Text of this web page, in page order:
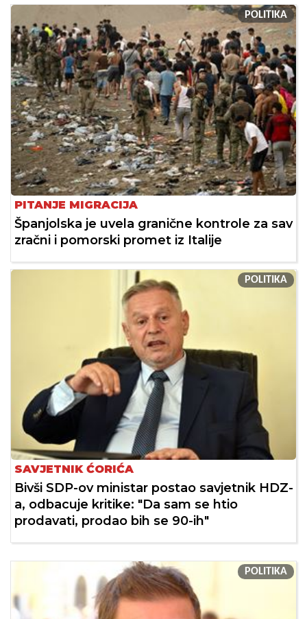
POLITIKA
PITANJE MIGRACIJA
Španjolska je uvela granične kontrole za sav
zračni i pomorski promet iz Italije
POLITIKA
SAVJETNIK ĆORIĆA
Bivši SDP-ov ministar postao savjetnik HDZ-
a, odbacuje kritike: "Da sam se htio
prodavati, prodao bih se 90-ih"
POLITIKA